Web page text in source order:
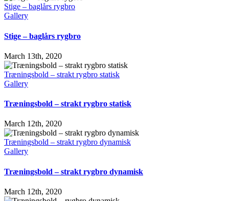
Stige – baglårs rygbro
Gallery
Stige – baglårs rygbro
March 13th, 2020
Træningsbold – strakt rygbro statisk
Gallery
Træningsbold – strakt rygbro statisk
March 12th, 2020
Træningsbold – strakt rygbro dynamisk
Gallery
Træningsbold – strakt rygbro dynamisk
March 12th, 2020